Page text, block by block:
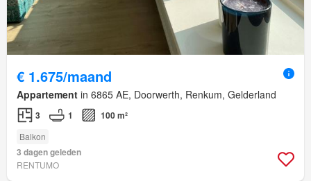
€ 1.675/maand
Appartement in 6865 AE, Doorwerth, Renkum, Gelderland
3 1 100 m²
Balkon
3 dagen geleden
RENTUMO